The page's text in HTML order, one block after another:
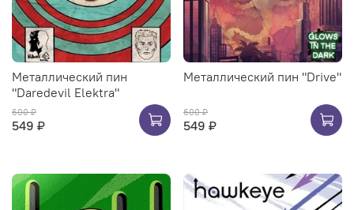
Металлический пин
"Daredevil Elektra"
600 ₽
549 ₽
Металлический пин "Drive"
600 ₽
549 ₽